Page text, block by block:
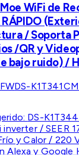
WiFi de
RÁPIDO
/ Soporta
/QR y
bajo ruido) /
DS-
DS-